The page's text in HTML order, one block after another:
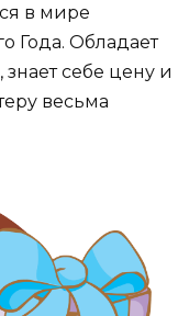
в мире
Года. Обладает
себе цену и
весьма